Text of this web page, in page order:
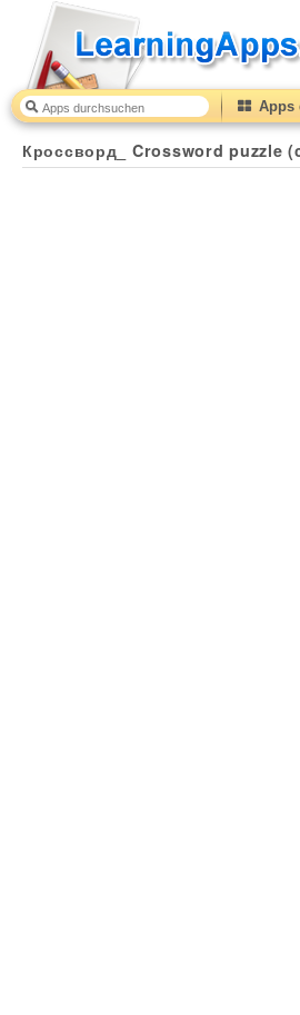
Apps
Кроссворд_ Crossword puzzle